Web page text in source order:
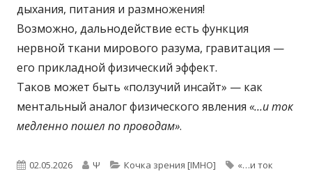
дыхания, питания и размножения!
Возможно, дальнодействие есть функция
нервной ткани мирового разума, гравитация —
его прикладной физический эффект.
Таков может быть «ползучий инсайт» — как
ментальный аналог физического явления «…и ток
медленно пошел по проводам».
Опубликовано
02.05.2026 Автор
Ψ Рубрики
Кочка зрения [IMHO] Метки
«…и ток